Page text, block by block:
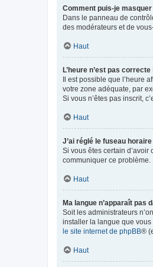
Comment puis-je
Dans le panneau de
des modérateurs et de
Haut
L’heure n’est pas correcte
Il est possible que l’heure
votre zone adéquate, par
Si vous n’êtes pas inscrit,
Haut
J’ai réglé le fuseau
Si vous êtes certain
communiquer ce problème.
Haut
Ma langue n’apparaît pas
Soit les administrateurs
installer la langue que vous
le site internet de phpBB®
Haut